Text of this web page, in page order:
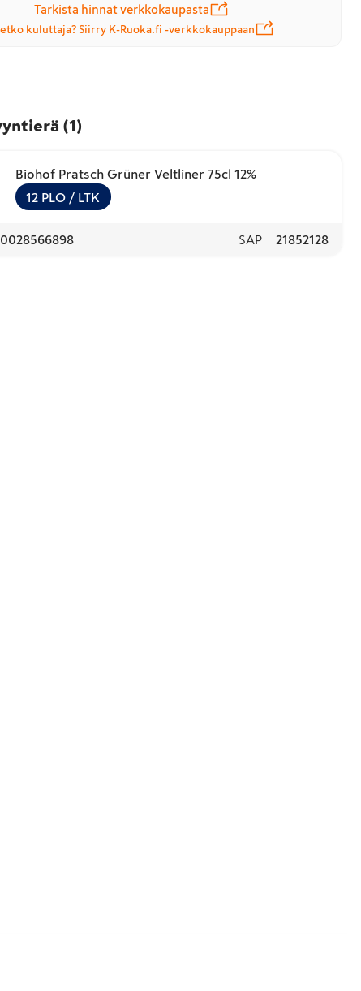
Tarkista hinnat verkkokaupasta
kuluttaja? Siirry K-Ruoka.fi -verkkokauppaan
(1 )
Biohof Pratsch Grüner Veltliner 75cl 12%
12 PLO / LTK
SAP 21852128